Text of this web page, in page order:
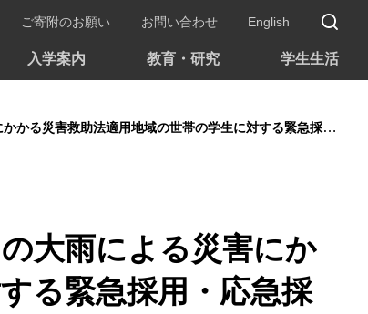
入学案内 教育・研究 学生生活
ご寄附のお願い お問い合わせ English
用地域の世帯の学生に対する緊急採用・応急採用の取り扱いについて
大雨による災害にか
る緊急採用・応急採